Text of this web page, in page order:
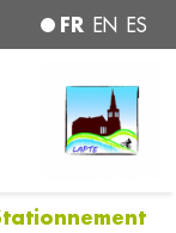
FR EN ES